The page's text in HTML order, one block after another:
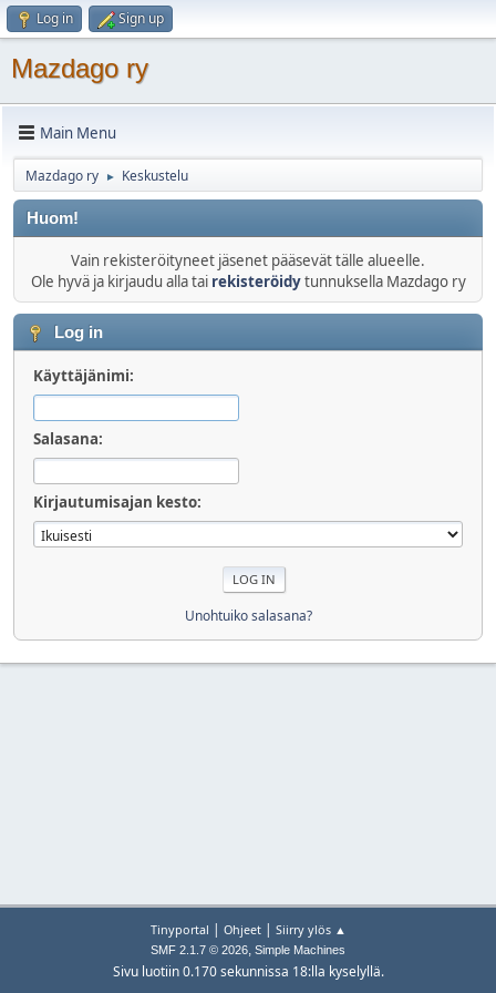
Log in Sign up
Mazdago ry
Main Menu
Mazdago ry ► Keskustelu
Huom!
Vain rekisteröityneet jäsenet pääsevät tälle alueelle.
Ole hyvä ja kirjaudu alla tai rekisteröidytunnuksella Mazdago ry
Log in
Käyttäjänimi:
Salasana:
Kirjautumisajan kesto:
Unohtuiko salasana?
Tinyportal | Ohjeet| Siirry ylös ▲
SMF 2.1.7 © 2026, Simple Machines
Sivu luotiin 0.170 sekunnissa 18:lla kyselyllä.